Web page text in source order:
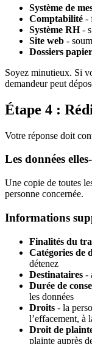
Système de
Comptabilité -
Système RH-
Site web -
Dossiers papier
Soyez minutieux. Si
demandeur peut
Étape 4 :
Votre réponse doit
Les données
Une copie de toutes
personne concernée.
Informations
Finalités du
Catégories de
détenez
Destinataires -
Durée de
les données
Droits - la
l’effacement, à
Droit de
plainte auprès